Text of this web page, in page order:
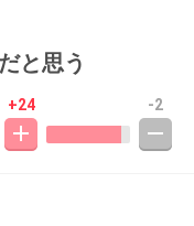
と思う
+24 -2